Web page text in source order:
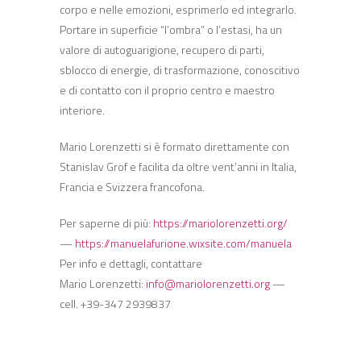
corpo e nelle emozioni, esprimerlo ed integrarlo.
Portare in superficie “l’ombra” o l’estasi, ha un
valore di autoguarigione, recupero di parti,
sblocco di energie, di trasformazione, conoscitivo
e di contatto con il proprio centro e maestro
interiore.
Mario Lorenzetti si è formato direttamente con
Stanislav Grof e facilita da oltre vent’anni in Italia,
Francia e Svizzera francofona.
Per saperne di più: https://mariolorenzetti.org/
— https://manuelafurione.wixsite.com/manuela
Per info e dettagli, contattare
Mario Lorenzetti: info@mariolorenzetti.org—
cell. +39-347 2939837